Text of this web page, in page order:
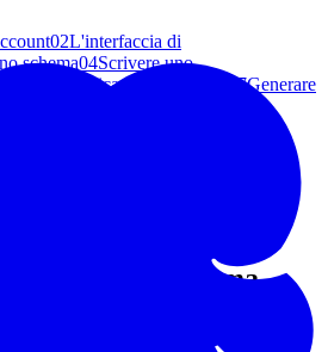
02L'interfaccia di
schema04Scrivere uno
Verificare uno schema 07Generare
i propri schemi
design dello schema